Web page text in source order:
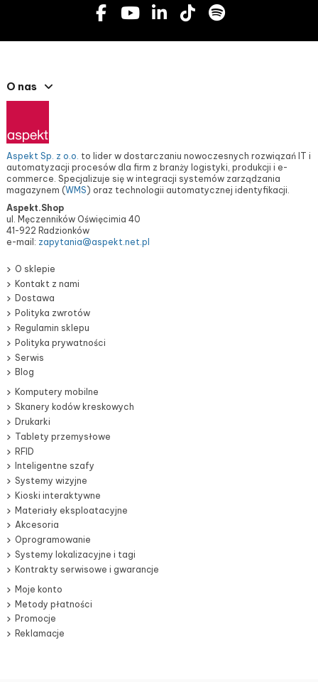
O nas
Aspekt Sp. z o.o. to lider w dostarczaniu nowoczesnych rozwiązań IT i
automatyzacji procesów dla firm z branży logistyki, produkcji i e-
commerce. Specjalizuje się w integracji systemów zarządzania
magazynem (WMS) oraz technologii automatycznej identyfikacji.
Aspekt.Shop
ul. Męczenników Oświęcimia 40
41-922 Radzionków
e-mail: zapytania@aspekt.net.pl
O sklepie
Kontakt z nami
Dostawa
Polityka zwrotów
Regulamin sklepu
Polityka prywatności
Serwis
Blog
Komputery mobilne
Skanery kodów kreskowych
Drukarki
Tablety przemysłowe
RFID
Inteligentne szafy
Systemy wizyjne
Kioski interaktywne
Materiały eksploatacyjne
Akcesoria
Oprogramowanie
Systemy lokalizacyjne i tagi
Kontrakty serwisowe i gwarancje
Moje konto
Metody płatności
Promocje
Reklamacje